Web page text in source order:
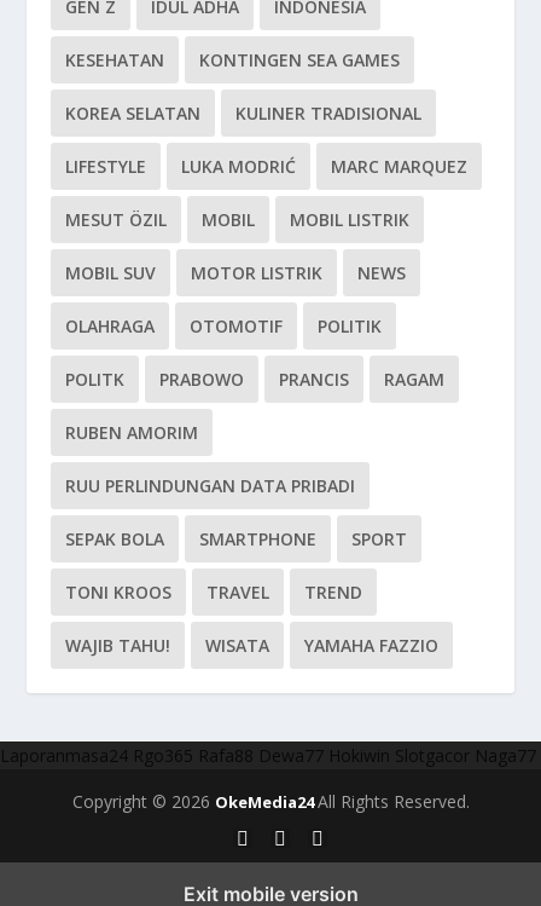
GEN Z IDUL ADHA INDONESIA
KESEHATAN KONTINGEN SEA GAMES
KOREA SELATAN KULINER TRADISIONAL
LIFESTYLE LUKA MODRIĆ MARC MARQUEZ
MESUT ÖZIL MOBIL MOBIL LISTRIK
MOBIL SUV MOTOR LISTRIK NEWS
OLAHRAGA OTOMOTIF POLITIK
POLITK PRABOWO PRANCIS RAGAM
RUBEN AMORIM
RUU PERLINDUNGAN DATA PRIBADI
SEPAK BOLA SMARTPHONE SPORT
TONI KROOS TRAVEL TREND
WAJIB TAHU! WISATA YAMAHA FAZZIO
Laporanmasa24 Rgo365 Rafa88 Dewa77 Hokiwin Slotgacor Naga77
Copyright © 2026 OkeMedia24All Rights Reserved.
Exit mobile version